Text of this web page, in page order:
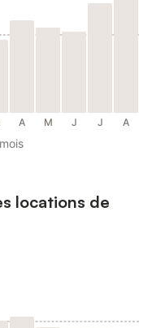
A M J J A
locations de